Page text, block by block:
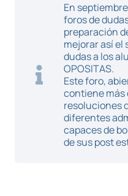
En
foros de
preparación
mejorar así el
dudas a los
OPOSITAS.
Este foro,
contiene más
resoluciones
diferentes
capaces de
de sus post